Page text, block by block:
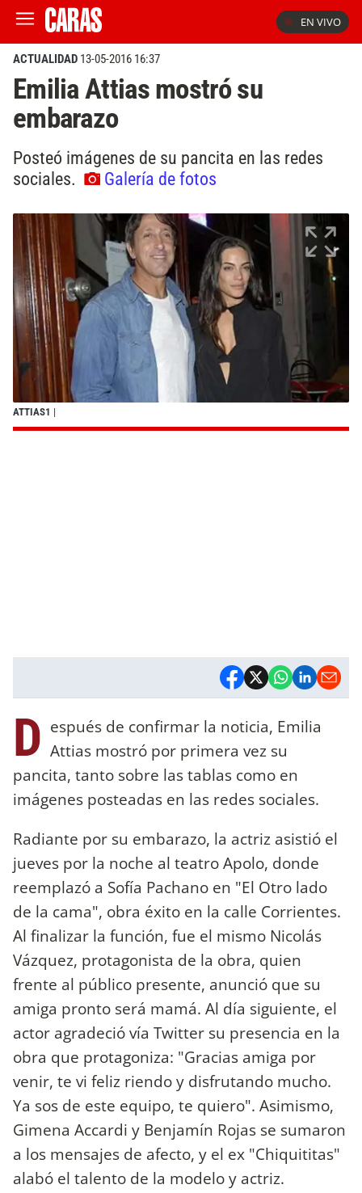
EN VIVO
ACTUALIDAD 13-05-2016 16:37
Emilia Attias mostró su
embarazo
Posteó imágenes de su pancita en las redes
sociales.
Galería de fotos
ATTIAS1 |
D espués de confirmar la noticia, Emilia
Attias mostró por primera vez su
pancita, tanto sobre las tablas como en
imágenes posteadas en las redes sociales.
Radiante por su embarazo, la actriz asistió el
jueves por la noche al teatro Apolo, donde
reemplazó a Sofía Pachano en "El Otro lado
de la cama", obra éxito en la calle Corrientes.
Al finalizar la función, fue el mismo Nicolás
Vázquez, protagonista de la obra, quien
frente al público presente, anunció que su
amiga pronto será mamá. Al día siguiente, el
actor agradeció vía Twitter su presencia en la
obra que protagoniza: "Gracias amiga por
venir, te vi feliz riendo y disfrutando mucho.
Ya sos de este equipo, te quiero". Asimismo,
Gimena Accardi y Benjamín Rojas se sumaron
a los mensajes de afecto, y el ex "Chiquititas"
alabó el talento de la modelo y actriz.